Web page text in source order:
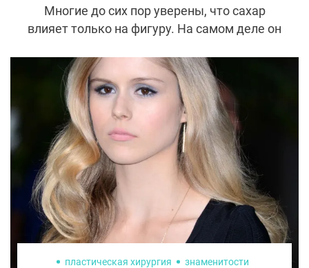
Многие до сих пор уверены, что сахар
влияет только на фигуру. На самом деле он
организма. Каждая ложка сладкого
отражается на клетках кожи, замедляя их
восстановление и ускоряя старение. В
мире бьюти-экспертов сахар уже давно
называют главным разрушителем
молодости. И вот почему.
пластическая хирургия
знаменитости